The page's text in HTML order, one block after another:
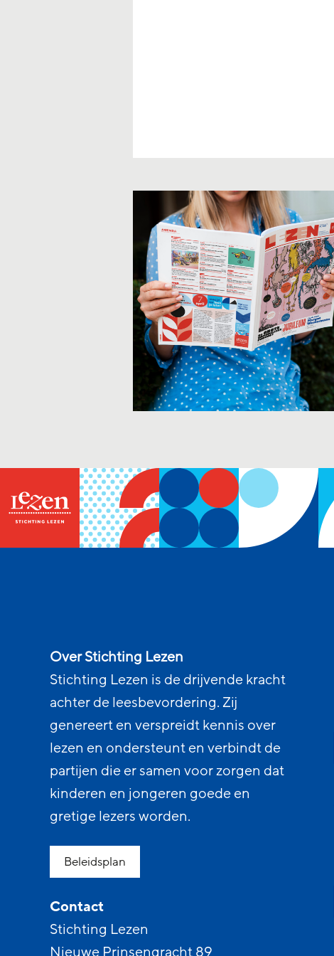
Over Stichting Lezen
Stichting Lezen is de drijvende kracht
achter de leesbevordering. Zij
genereert en verspreidt kennis over
lezen en ondersteunt en verbindt de
partijen die er samen voor zorgen dat
kinderen en jongeren goede en
gretige lezers worden.
Beleidsplan
Contact
Stichting Lezen